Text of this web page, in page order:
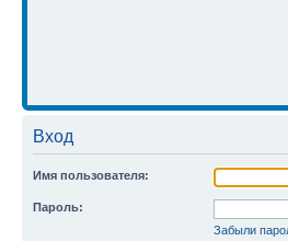
Вход
Имя пользователя:
Пароль:
Забыли